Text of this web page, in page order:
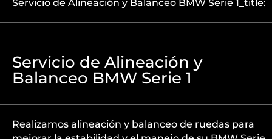
Servicio de Alineación y Balanceo BMW Serie 1_title:
Servicio de Alineación y
Balanceo BMW Serie 1
Realizamos alineación y balanceo de ruedas para